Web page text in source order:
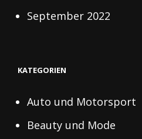
September 2022
KATEGORIEN
Auto und Motorsport
Beauty und Mode